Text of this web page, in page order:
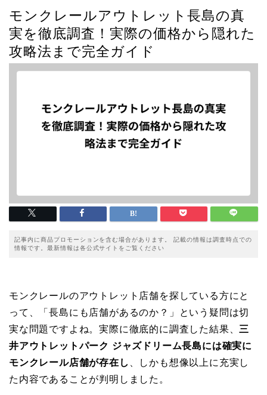
モンクレールアウトレット長島の真
実を徹底調査！実際の価格から隠れた
攻略法まで完全ガイド
記事内に商品プロモーションを含む場合があります。 記載の情報は調査時点での
情報です。最新情報は各公式サイトをご覧ください
モンクレールのアウトレット店舗を探している方にと
って、「長島にも店舗があるのか？」という疑問は切
実な問題ですよね。実際に徹底的に調査した結果、 三
井アウトレットパーク ジャズドリーム長島には確実に
モンクレール店舗が存在し
、しかも想像以上に充実し
た内容であることが判明しました。